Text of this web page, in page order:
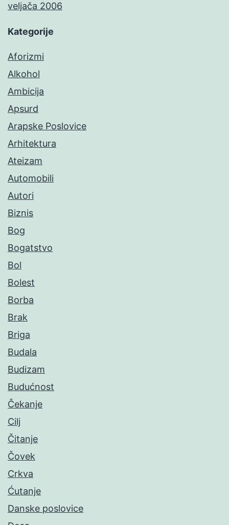
veljača 2006
Kategorije
Aforizmi
Alkohol
Ambicija
Apsurd
Arapske Poslovice
Arhitektura
Ateizam
Automobili
Autori
Biznis
Bog
Bogatstvo
Bol
Bolest
Borba
Brak
Briga
Budala
Budizam
Budućnost
Čekanje
Cilj
Čitanje
Čovek
Crkva
Ćutanje
Danske poslovice